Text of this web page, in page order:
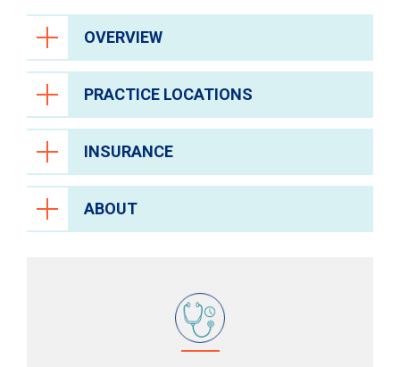
OVERVIEW
PRACTICE LOCATIONS
INSURANCE
ABOUT